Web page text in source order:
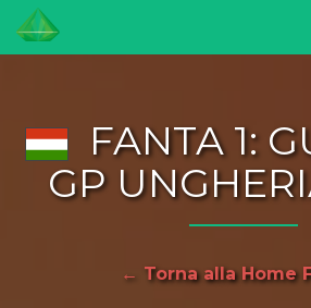
FANTA 1:
GP
← Torna alla Home